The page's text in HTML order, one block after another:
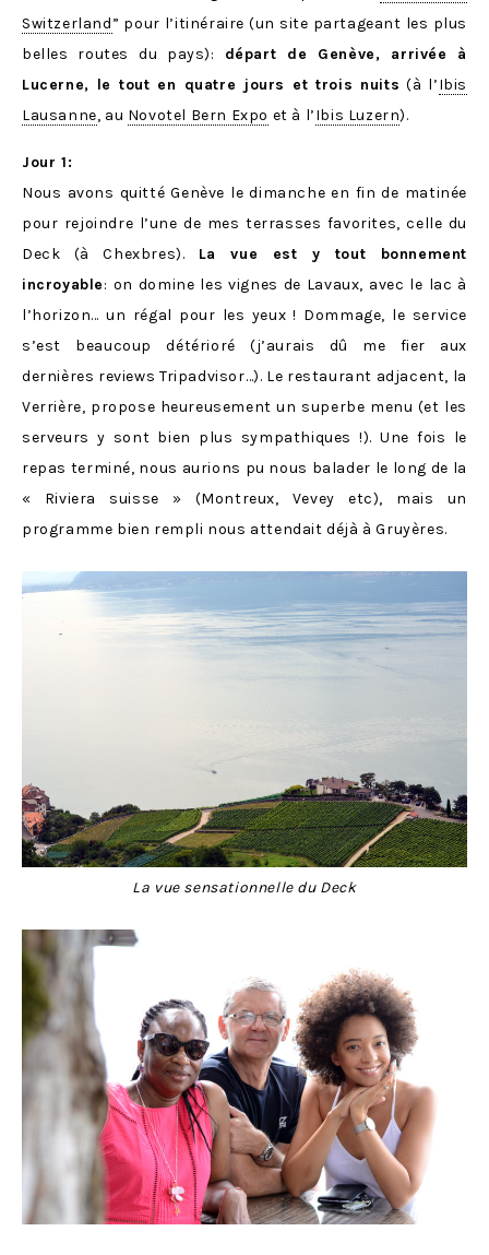
Switzerland” pour l’itinéraire (un site partageant les plus
belles routes du pays): départ de Genève, arrivée à
Lucerne, le tout en quatre jours et trois nuits (à l’Ibis
Lausanne, au Novotel Bern Expo et à l’Ibis Luzern).
Jour 1:
Nous avons quitté Genève le dimanche en fin de matinée
pour rejoindre l’une de mes terrasses favorites, celle du
Deck (à Chexbres). La vue est y tout bonnement
incroyable: on domine les vignes de Lavaux, avec le lac à
l’horizon… un régal pour les yeux ! Dommage, le service
s’est beaucoup détérioré (j’aurais dû me fier aux
dernières reviews Tripadvisor…). Le restaurant adjacent, la
Verrière, propose heureusement un superbe menu (et les
serveurs y sont bien plus sympathiques !). Une fois le
repas terminé, nous aurions pu nous balader le long de la
« Riviera suisse » (Montreux, Vevey etc), mais un
programme bien rempli nous attendait déjà à Gruyères.
La vue sensationnelle du Deck